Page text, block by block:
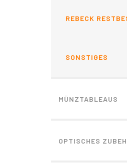
REBECK
SONSTIGES
MÜNZTABLEAUS
OPTISCHES